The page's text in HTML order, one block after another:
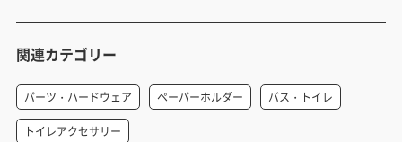
関連カテゴリー
パーツ・ハードウェア ペーパーホルダー バス・トイレ
トイレアクセサリー